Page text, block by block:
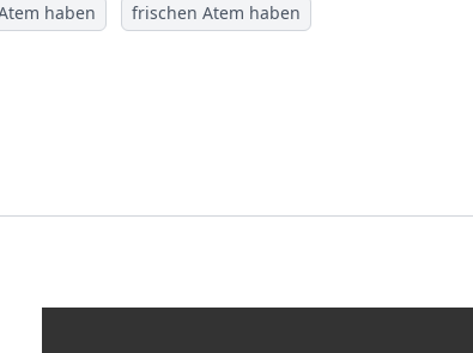
haben frischen Atem haben